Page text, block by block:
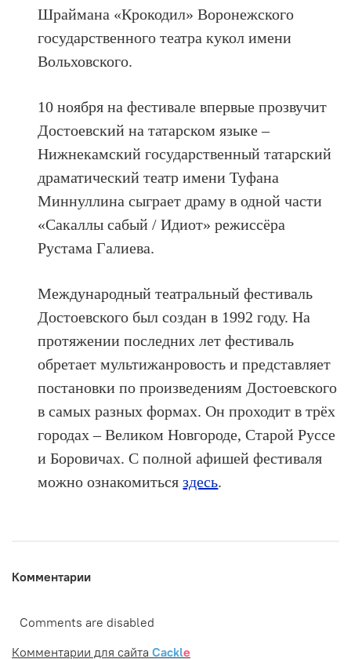
Шраймана «Крокодил» Воронежского
государственного театра кукол имени
Вольховского.
10 ноября на фестивале впервые прозвучит
Достоевский на татарском языке –
Нижнекамский государственный татарский
драматический театр имени Туфана
Миннуллина сыграет драму в одной части
«Сакаллы сабый / Идиот» режиссёра
Рустама Галиева.
Международный театральный фестиваль
Достоевского был создан в 1992 году. На
протяжении последних лет фестиваль
обретает мультижанровость и представляет
постановки по произведениям Достоевского
в самых разных формах. Он проходит в трёх
городах – Великом Новгороде, Старой Руссе
и Боровичах. С полной афишей фестиваля
можно ознакомитьсяздесь.
Комментарии
Comments are disabled
Комментарии для сайта Cackle